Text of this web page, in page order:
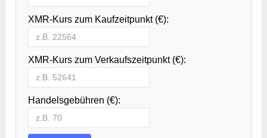
XMR-Kurs zum Kaufzeitpunkt (€):
XMR-Kurs zum Verkaufszeitpunkt (€):
Handelsgebühren (€):